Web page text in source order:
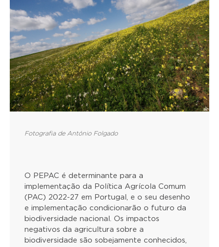
Fotografia de António Folgado
O PEPAC é determinante para a
implementação da Política Agrícola Comum
(PAC) 2022-27 em Portugal, e o seu desenho
e implementação condicionarão o futuro da
biodiversidade nacional. Os impactos
negativos da agricultura sobre a
biodiversidade são sobejamente conhecidos,